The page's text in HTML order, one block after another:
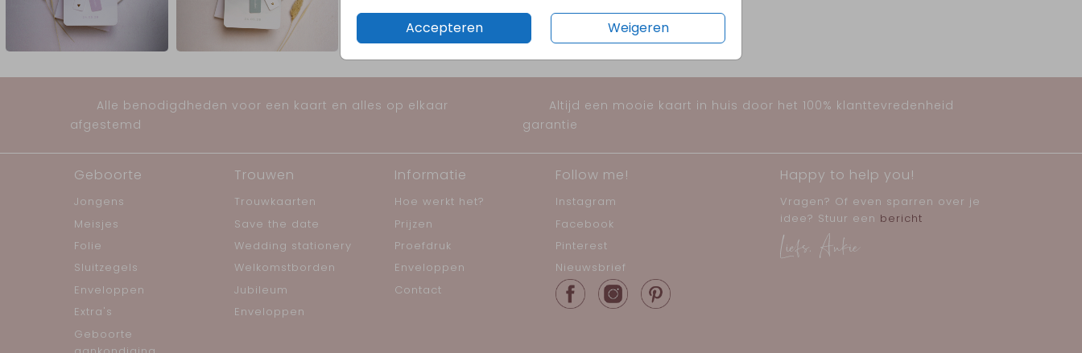
Accepteren Weigeren
Alle benodigdheden voor een kaart en alles op elkaar
afgestemd
Altijd een mooie kaart in huis door het 100% klanttevredenheid
garantie
Geboorte
Jongens
Meisjes
Folie
Sluitzegels
Enveloppen
Extra's
Geboorte
Trouwen
Trouwkaarten
Save the date
Wedding stationery
Welkomstborden
Jubileum
Enveloppen
Informatie
Hoe werkt het?
Prijzen
Proefdruk
Enveloppen
Contact
Follow me!
Instagram
Facebook
Pinterest
Nieuwsbrief
Happy to help you!
Vragen? Of even sparren over je
idee? Stuur een bericht